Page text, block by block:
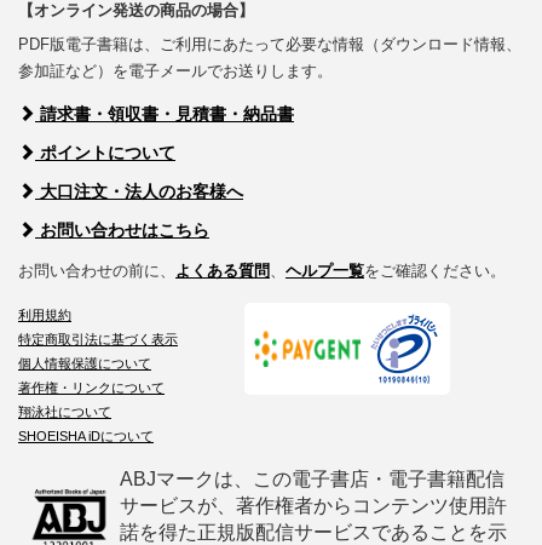
【オンライン発送の商品の場合】
PDF版電子書籍は、ご利用にあたって必要な情報（ダウンロード情報、
参加証など）を電子メールでお送りします。
請求書・領収書・見積書・納品書
ポイントについて
大口注文・法人のお客様へ
お問い合わせはこちら
お問い合わせの前に、 よくある質問、 ヘルプ一覧をご確認ください。
利用規約
特定商取引法に基づく表示
個人情報保護について
著作権・リンクについて
翔泳社について
SHOEISHA iDについて
ABJマークは、この電子書店・電子書籍配信
サービスが、著作権者からコンテンツ使用許
諾を得た正規版配信サービスであることを示